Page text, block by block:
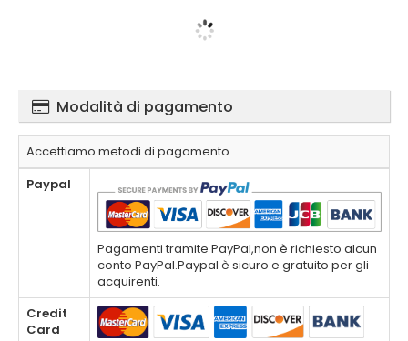
Modalità di pagamento
Accettiamo metodi di pagamento
Paypal
Pagamenti tramite PayPal,non è richiesto alcun
conto PayPal.Paypal è sicuro e gratuito per gli
acquirenti.
Credit
Card